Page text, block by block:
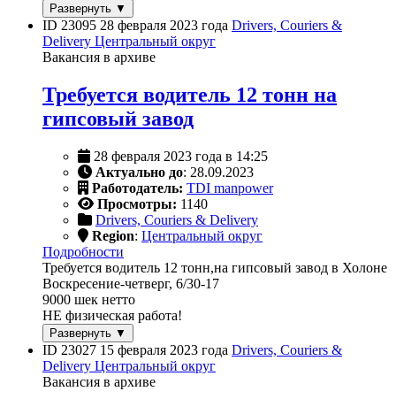
Развернуть ▼
ID 23095 28 февраля 2023 года Drivers, Couriers &
Delivery Центральный округ
Вакансия в архиве
Требуется водитель 12 тонн на
гипсовый завод
28 февраля 2023 года в 14:25
Актуально до: 28.09.2023
Работодатель: TDI manpower
Просмотры: 1140
Drivers, Couriers & Delivery
Region: Центральный округ
Подробности
Требуется водитель 12 тонн,на гипсовый завод в Холоне
Воскресение-четверг, 6/30-17
9000 шек нетто
НЕ физическая работа!
Развернуть ▼
ID 23027 15 февраля 2023 года Drivers, Couriers &
Delivery Центральный округ
Вакансия в архиве